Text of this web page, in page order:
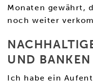
Monaten gewährt,
noch weiter
UND
Ich habe ein